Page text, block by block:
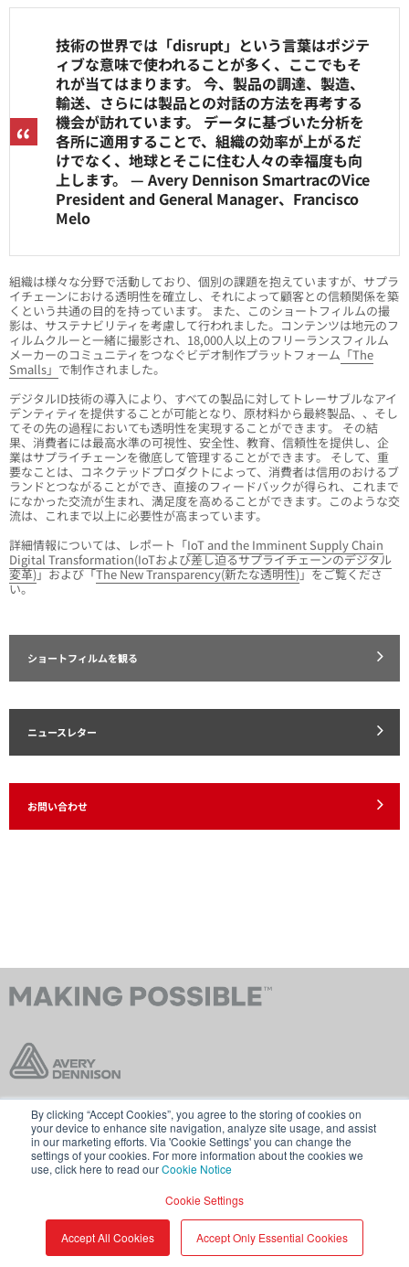
By clicking “Accept Cookies”, you agree to the storing of cookies on
your device to enhance site navigation, analyze site usage, and assist
in our marketing efforts. Via 'Cookie Settings' you can change the
settings of your cookies. For more information about the cookies we
use, click here to read ourCookie Notice
Cookie Settings
Accept All Cookies Accept Only Essential Cookies
技術の世界では「disrupt」という言葉はポジテ
ィブな意味で使われることが多く、ここでもそ
れが当てはまります。 今、製品の調達、製造、
輸送、さらには製品との対話の方法を再考する
機会が訪れています。 データに基づいた分析を
各所に適用することで、組織の効率が上がるだ
けでなく、地球とそこに住む人々の幸福度も向
上します。 — Avery Dennison SmartracのVice
President and General Manager、Francisco
Melo
組織は様々な分野で活動しており、個別の課題を抱えていますが、サプラ
イチェーンにおける透明性を確立し、それによって顧客との信頼関係を築
くという共通の目的を持っています。 また、このショートフィルムの撮
影は、サステナビリティを考慮して行われました。コンテンツは地元のフ
ィルムクルーと一緒に撮影され、18,000人以上のフリーランスフィルム
メーカーのコミュニティをつなぐビデオ制作プラットフォーム 「The
Smalls」 で制作されました。
デジタルID技術の導入により、すべての製品に対してトレーサブルなアイ
デンティティを提供することが可能となり、原材料から最終製品、、そし
てその先の過程においても透明性を実現することができます。 その結
果、消費者には最高水準の可視性、安全性、教育、信頼性を提供し、企
業はサプライチェーンを徹底して管理することができます。 そして、重
要なことは、コネクテッドプロダクトによって、消費者は信用のおけるブ
ランドとつながることができ、直接のフィードバックが得られ、これまで
になかった交流が生まれ、満足度を高めることができます。このような交
流は、これまで以上に必要性が高まっています。
詳細情報については、レポート「IoT and the Imminent Supply Chain
Digital Transformation(IoTおよび差し迫るサプライチェーンのデジタル
変革)」および「The New Transparency(新たな透明性)」をご覧くださ
い。
ショートフィルムを観る
ニュースレター
お問い合わせ
お問い合わせ
販売規約
Cookieポリシー
一般データ保護規則
averydennison.comにアクセス
© 2026 AVERY DENNISON CORPORATION